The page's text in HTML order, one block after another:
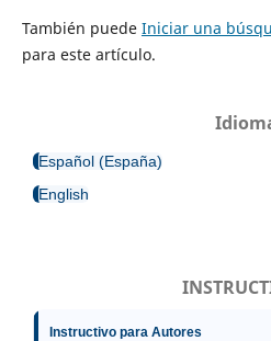
También puede Iniciar una
para este artículo.
Español (España)
English
Instructivo para Autores